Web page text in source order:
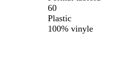
60
Plastic
100% vinyle